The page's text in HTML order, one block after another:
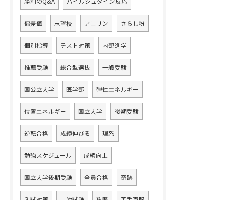
偏差値 志望校 アニリン さらし粉
個別指導 テスト対策 内部進学
推薦受験 総合型選抜 一般受験
国公立大学 医学部 弾性エネルギー
位置エネルギー 国立大学 後期受験
逆転合格 成績伸びる 理系
勉強スケジュール 成績向上
国立大学後期受験 全員合格 奇跡